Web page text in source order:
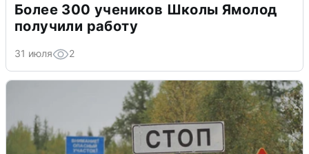
Более 300 учеников Школы Ямолод
получили работу
31 июля 2